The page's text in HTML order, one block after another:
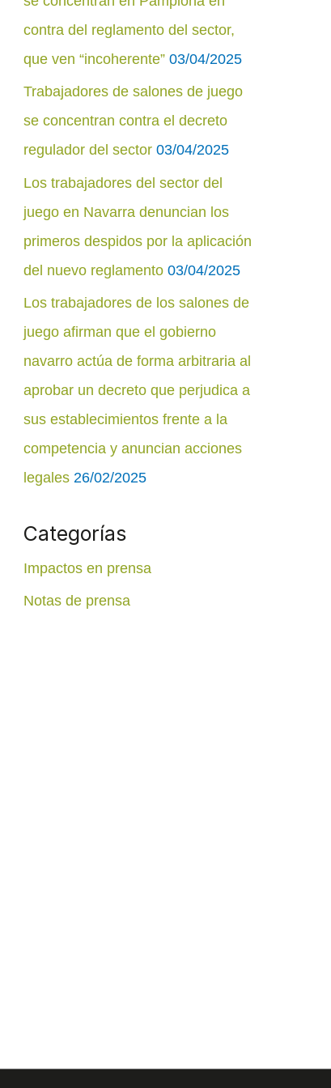
contra del reglamento del sector,
que ven “incoherente” 03/04/2025
Trabajadores de salones de juego
se concentran contra el decreto
regulador del sector 03/04/2025
Los trabajadores del sector del
juego en Navarra denuncian los
primeros despidos por la aplicación
del nuevo reglamento 03/04/2025
Los trabajadores de los salones de
juego afirman que el gobierno
navarro actúa de forma arbitraria al
aprobar un decreto que perjudica a
sus establecimientos frente a la
competencia y anuncian acciones
legales 26/02/2025
Categorías
Impactos en prensa
Notas de prensa